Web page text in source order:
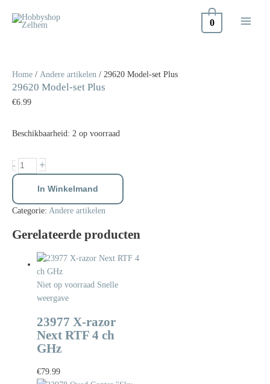
naar
0
Home / Andere artikelen / 29620 Model-set Plus
29620 Model-set Plus
€6.99
Beschikbaarheid: 2 op voorraad
-
set
Plus
aantal
+
In Winkelmand
Categorie: Andere artikelen
Gerelateerde producten
Niet op voorraad Snelle
weergave
23977 X-razor
Next RTF 4 ch
GHz
€79.99